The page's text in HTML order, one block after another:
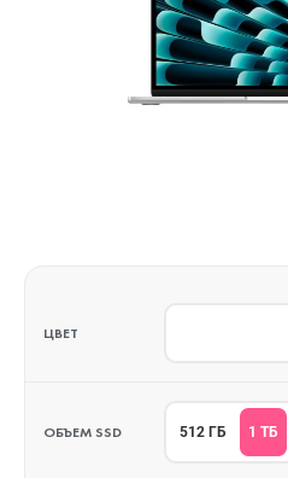
ЦВЕТ
ОБЪЕМ SSD 512 ГБ 1 ТБ